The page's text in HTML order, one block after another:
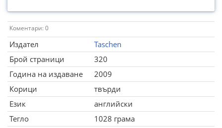
Коментари: 0
Издател
Taschen
Брой страници
320
Година на издаване
2009
Корици
твърди
Език
английски
Тегло
1028 грама